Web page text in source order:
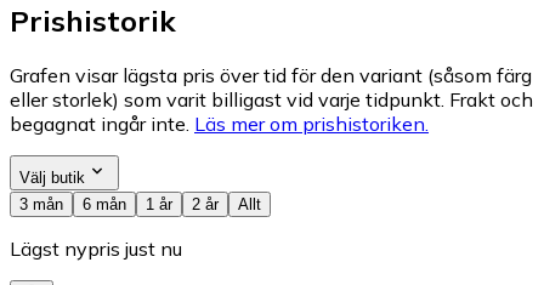
Prishistorik
Grafen visar lägsta pris över tid för den variant (såsom färg
eller storlek) som varit billigast vid varje tidpunkt. Frakt och
begagnat ingår inte. Läs mer om prishistoriken.
Välj butik
3 mån
6 mån 1 år 2 år Allt
Lägst nypris just nu